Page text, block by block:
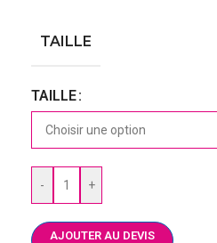
TAILLE
TAILLE
- +
AJOUTER AU DEVIS